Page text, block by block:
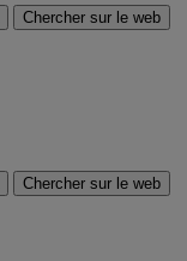
Chercher sur le web
Chercher sur le web